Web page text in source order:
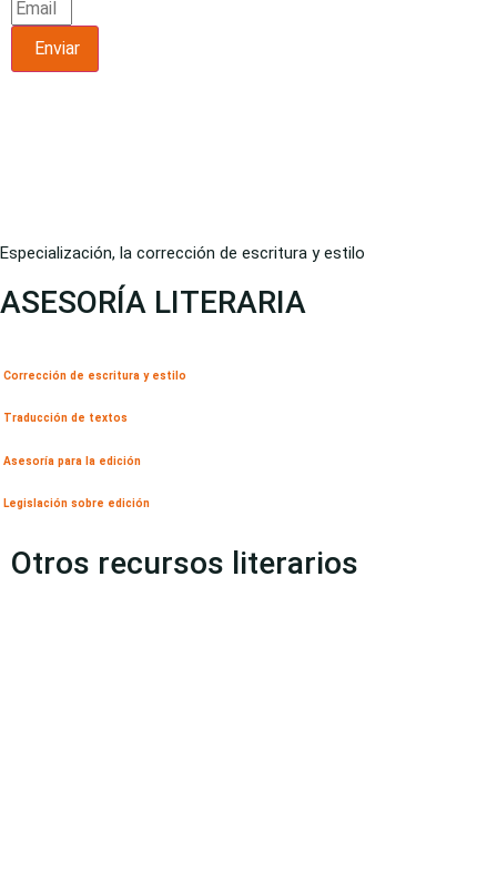
Enviar
Especialización, la corrección de escritura y estilo
ASESORÍA LITERARIA
Corrección de escritura y estilo
Traducción de textos
Asesoría para la edición
Legislación sobre edición
Otros recursos literarios